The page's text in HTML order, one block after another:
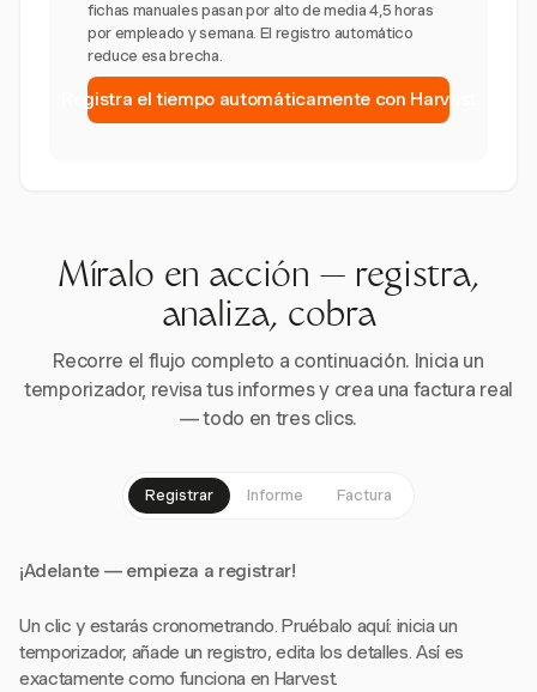
fichas manuales pasan por alto de media 4,5 horas
por empleado y semana. El registro automático
reduce esa brecha.
Registra el tiempo automáticamente con Harvest
Míralo en acción — registra,
analiza, cobra
Recorre el flujo completo a continuación. Inicia un
temporizador, revisa tus informes y crea una factura real
— todo en tres clics.
Registrar Informe Factura
¡Adelante — empieza a registrar!
Un clic y estarás cronometrando. Pruébalo aquí: inicia un
temporizador, añade un registro, edita los detalles. Así es
exactamente como funciona en Harvest.